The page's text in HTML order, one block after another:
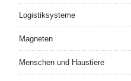
Logistiksysteme
Magneten
Menschen und Haustiere